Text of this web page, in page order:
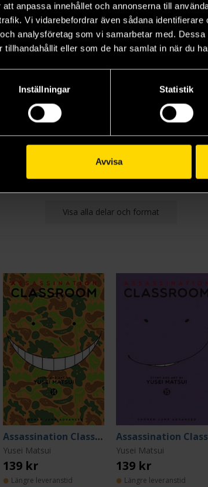
anpassa innehållet och annonserna till
Vi vidarebefordrar även sådana identifierare
analysföretag som vi samarbetar med.
tillhandahållit eller som de har samlat in när du
Inställningar Statistik
Avvisa
Yusei Matsui
139 kr
Beställ
Yusei Matsui
139 kr
Visa alla delar och format
Assassination Classroom Vol 14
Yusei Matsui
139 kr
Längre leveranstid
Yusei Matsui
139 kr
Längre leveranstid